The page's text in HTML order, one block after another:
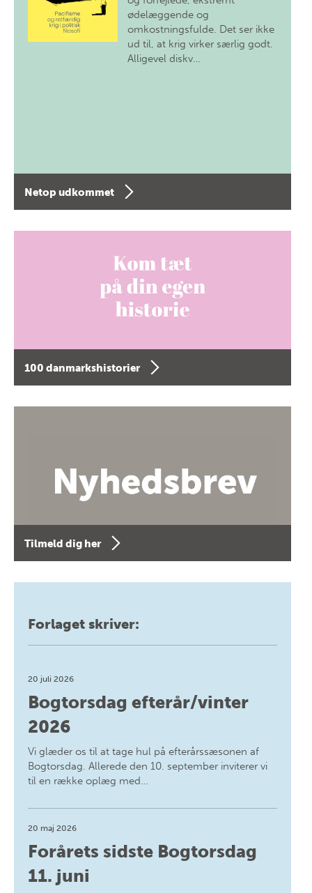
ødelæggende og
omkostningsfulde. Det ser ikke
ud til, at krig virker særlig godt.
Alligevel diskv…
Netop udkommet
100 danmarkshistorier
Tilmeld dig her
Forlaget skriver:
20 juli 2026
Bogtorsdag efterår/vinter
2026
Vi glæder os til at tage hul på efterårssæsonen af
Bogtorsdag. Allerede den 10. september inviterer vi
til en række oplæg med…
20 maj 2026
Forårets sidste Bogtorsdag
11. juni